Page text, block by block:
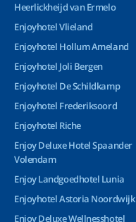
Heerlickheijd van Ermelo
Enjoyhotel Vlieland
Enjoyhotel Hollum Ameland
Enjoyhotel Joli Bergen
Enjoyhotel De Schildkamp
Enjoyhotel Frederiksoord
Enjoyhotel Riche
Enjoy Deluxe Hotel Spaander
Volendam
Enjoy Landgoedhotel Lunia
Enjoyhotel Astoria Noordwijk
Enjoy Deluxe Wellnesshotel